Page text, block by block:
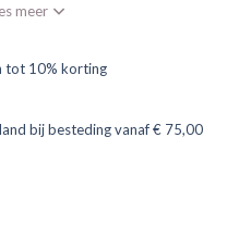
meer
tot 10% korting
bij besteding vanaf € 75,00